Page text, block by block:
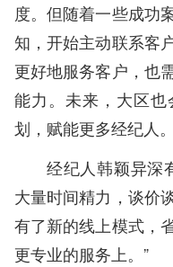
度。但随着一些成功
知，开始主动联系客
更好地服务客户，也
能力。未来，大区
划，赋能更多经纪人。
经纪人韩颖异深
大量时间精力，谈价
有了新的线上模式，
更专业的服务上。”